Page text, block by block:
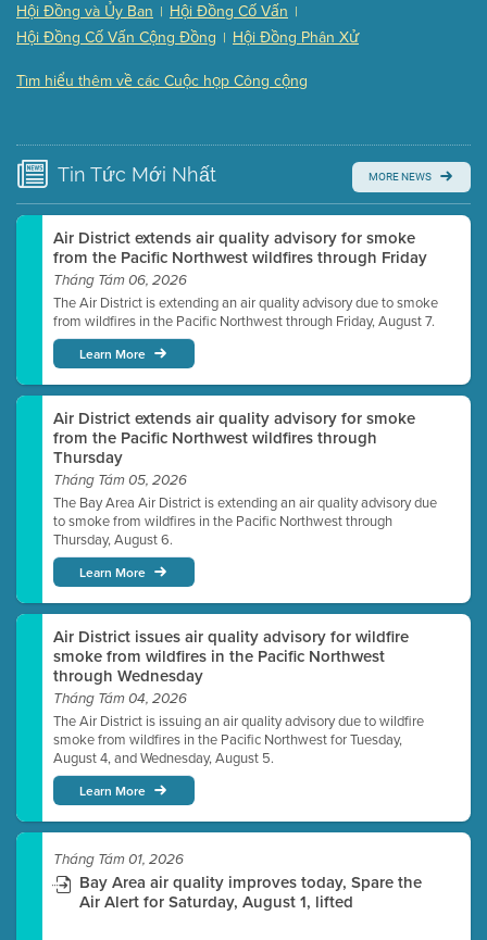
Presentation (Part 3 of 3) (168 Kb PDF , 3 pgs )
Meeting Details
Submit a comment
time.
Watch for real-time closed captioning with agenda
Learn more
Hội Đồng và Ủy Ban | Hội Đồng Cố Vấn |
Hội Đồng Cố Vấn Cộng Đồng | Hội Đồng Phân Xử
Tìm hiểu thêm về các Cuộc họp Công cộng
Tin Tức Mới Nhất MORE NEWS
Air District extends air quality advisory for smoke
from the Pacific Northwest wildfires through Friday
Tháng Tám 06, 2026
The Air District is extending an air quality advisory due to smoke
from wildfires in the Pacific Northwest through Friday, August 7.
Learn More
Air District extends air quality advisory for smoke
from the Pacific Northwest wildfires through
Thursday
Tháng Tám 05, 2026
The Bay Area Air District is extending an air quality advisory due
to smoke from wildfires in the Pacific Northwest through
Thursday, August 6.
Learn More
Air District issues air quality advisory for wildfire
smoke from wildfires in the Pacific Northwest
through Wednesday
Tháng Tám 04, 2026
The Air District is issuing an air quality advisory due to wildfire
smoke from wildfires in the Pacific Northwest for Tuesday,
August 4, and Wednesday, August 5.
Learn More
Tháng Tám 01, 2026
Bay Area air quality improves today, Spare the
Air Alert for Saturday, August 1, lifted